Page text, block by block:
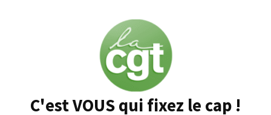
C'est VOUS qui fixez le cap !